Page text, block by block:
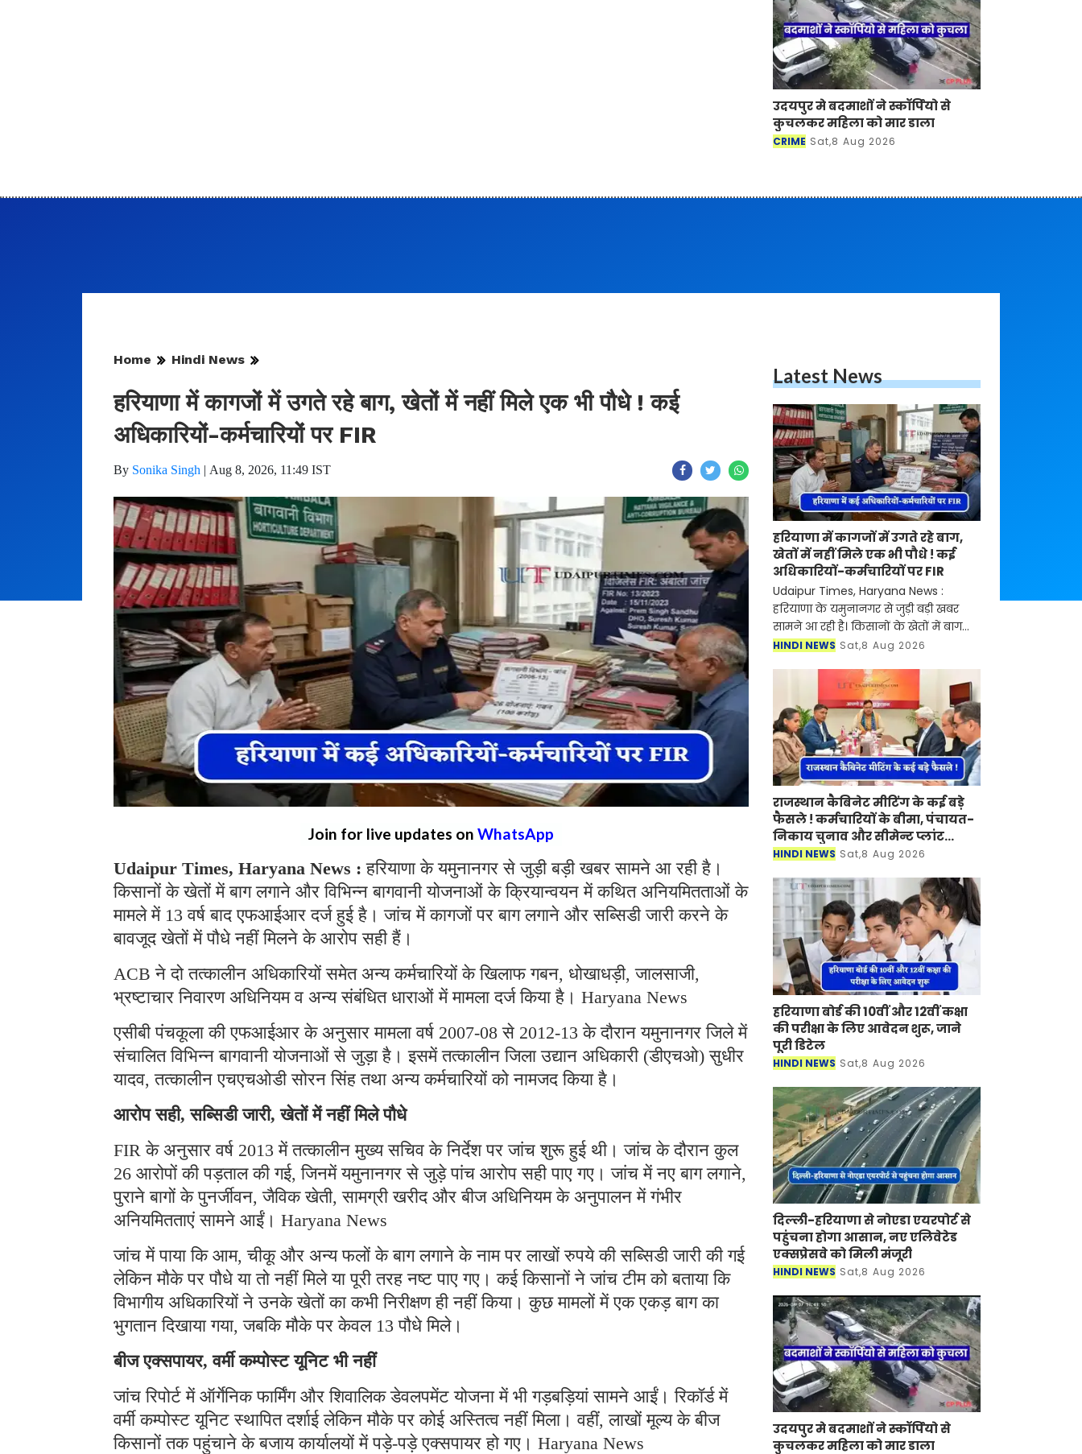
उदयपुर मे बदमाशों ने स्कॉर्पियो से
कुचलकर महिला को मार डाला
CRIME Sat,8 Aug 2026
Home Hindi News
हरियाणा में कागजों में उगते रहे बाग, खेतों में नहीं मिले एक भी पौधे ! कई
अधिकारियों-कर्मचारियों पर FIR
By Sonika Singh | Aug 8, 2026, 11:49 IST
Join for live updates on WhatsApp
Udaipur Times, Haryana News :हरियाणा के यमुनानगर से जुड़ी बड़ी खबर सामने आ रही है।
किसानों के खेतों में बाग लगाने और विभिन्न बागवानी योजनाओं के क्रियान्वयन में कथित अनियमितताओं के
मामले में 13 वर्ष बाद एफआईआर दर्ज हुई है। जांच में कागजों पर बाग लगाने और सब्सिडी जारी करने के
बावजूद खेतों में पौधे नहीं मिलने के आरोप सही हैं।
ACB ने दो तत्कालीन अधिकारियों समेत अन्य कर्मचारियों के खिलाफ गबन, धोखाधड़ी, जालसाजी,
भ्रष्टाचार निवारण अधिनियम व अन्य संबंधित धाराओं में मामला दर्ज किया है। Haryana News
एसीबी पंचकूला की एफआईआर के अनुसार मामला वर्ष 2007-08 से 2012-13 के दौरान यमुनानगर जिले में
संचालित विभिन्न बागवानी योजनाओं से जुड़ा है। इसमें तत्कालीन जिला उद्यान अधिकारी (डीएचओ) सुधीर
यादव, तत्कालीन एचएचओडी सोरन सिंह तथा अन्य कर्मचारियों को नामजद किया है।
आरोप सही, सब्सिडी जारी, खेतों में नहीं मिले पौधे
FIR के अनुसार वर्ष 2013 में तत्कालीन मुख्य सचिव के निर्देश पर जांच शुरू हुई थी। जांच के दौरान कुल
26 आरोपों की पड़ताल की गई, जिनमें यमुनानगर से जुड़े पांच आरोप सही पाए गए। जांच में नए बाग लगाने,
पुराने बागों के पुनर्जीवन, जैविक खेती, सामग्री खरीद और बीज अधिनियम के अनुपालन में गंभीर
अनियमितताएं सामने आईं। Haryana News
जांच में पाया कि आम, चीकू और अन्य फलों के बाग लगाने के नाम पर लाखों रुपये की सब्सिडी जारी की गई
लेकिन मौके पर पौधे या तो नहीं मिले या पूरी तरह नष्ट पाए गए। कई किसानों ने जांच टीम को बताया कि
विभागीय अधिकारियों ने उनके खेतों का कभी निरीक्षण ही नहीं किया। कुछ मामलों में एक एकड़ बाग का
भुगतान दिखाया गया, जबकि मौके पर केवल 13 पौधे मिले।
बीज एक्सपायर, वर्मी कम्पोस्ट यूनिट भी नहीं
जांच रिपोर्ट में ऑर्गेनिक फार्मिंग और शिवालिक डेवलपमेंट योजना में भी गड़बड़ियां सामने आईं। रिकॉर्ड में
वर्मी कम्पोस्ट यूनिट स्थापित दर्शाई लेकिन मौके पर कोई अस्तित्व नहीं मिला। वहीं, लाखों मूल्य के बीज
किसानों तक पहुंचाने के बजाय कार्यालयों में पड़े-पड़े एक्सपायर हो गए। Haryana News
Latest News
हरियाणा में कागजों में उगते रहे बाग,
खेतों में नहीं मिले एक भी पौधे ! कई
अधिकारियों-कर्मचारियों पर FIR
Udaipur Times, Haryana News :
हरियाणा के यमुनानगर से जुड़ी बड़ी खबर
सामने आ रही है। किसानों के खेतों में बाग
लगाने और विभिन्न बागवानी योजनाओं के
मामले में 13 वर्ष बा
HINDI NEWS Sat,8 Aug 2026
राजस्थान कैबिनेट मीटिंग के कई बड़े
फैसले ! कर्मचारियों के बीमा, पंचायत-
निकाय चुनाव और सीमेन्ट प्लांट
लगाने पर मुहर
HINDI NEWS Sat,8 Aug 2026
हरियाणा बोर्ड की 10वीं और 12वीं कक्षा
की परीक्षा के लिए आवेदन शुरू, जाने
पूरी डिटेल
HINDI NEWS Sat,8 Aug 2026
दिल्ली-हरियाणा से नोएडा एयरपोर्ट से
पहुंचना होगा आसान, नए एलिवेटेड
एक्सप्रेसवे को मिली मंजूरी
HINDI NEWS Sat,8 Aug 2026
उदयपुर मे बदमाशों ने स्कॉर्पियो से
कुचलकर महिला को मार डाला